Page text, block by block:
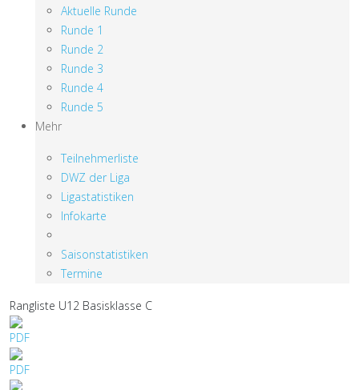
Aktuelle Runde
Runde 1
Runde 2
Runde 3
Runde 4
Runde 5
Mehr
Teilnehmerliste
DWZ der Liga
Ligastatistiken
Infokarte
Saisonstatistiken
Termine
Rangliste U12 Basisklasse C